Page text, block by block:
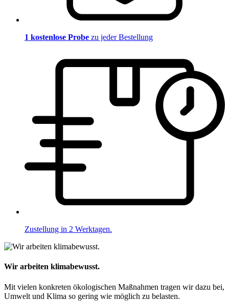
1 kostenlose Probe zu jeder Bestellung
Zustellung in 2 Werktagen.
Wir arbeiten klimabewusst.
Mit vielen konkreten ökologischen Maßnahmen tragen wir dazu bei,
Umwelt und Klima so gering wie möglich zu belasten.